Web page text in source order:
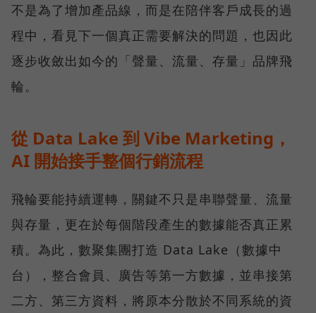
不是為了增加產品線，而是在陪伴客戶成長的過
程中，看見下一個真正需要解決的問題，也因此
逐步收斂出如今的「聲量、流量、存量」品牌飛
輪。
從 Data Lake 到 Vibe Marketing，
AI 開始接手整個行銷流程
飛輪要能持續運轉，關鍵不只是串聯聲量、流量
與存量，更在於每個階段產生的數據能否真正累
積。為此，數聚集團打造 Data Lake（數據中
台），整合會員、廣告等第一方數據，並串接第
二方、第三方資料，將原本分散於不同系統的資